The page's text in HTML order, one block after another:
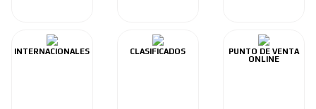
INTERNACIONALES CLASIFICADOS
PUNTO DE VENTA
ONLINE